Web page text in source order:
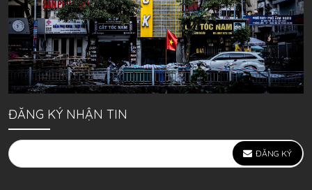
ĐĂNG KÝ NHẬN TIN
ĐĂNG KÝ